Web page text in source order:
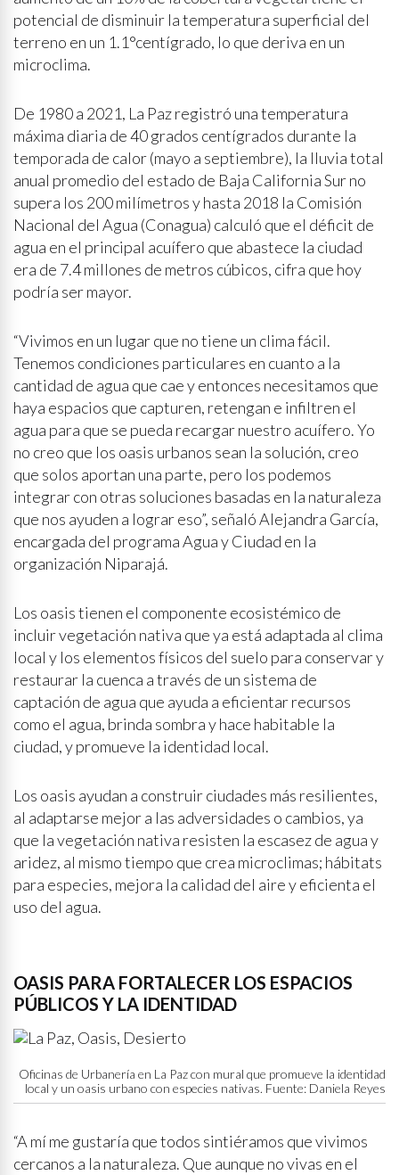
potencial de disminuir la temperatura superficial del
terreno en un 1.1°centígrado, lo que deriva en un
microclima.
De 1980 a 2021, La Paz registró una temperatura
máxima diaria de 40 grados centígrados durante la
temporada de calor (mayo a septiembre), la lluvia total
anual promedio del estado de Baja California Sur no
supera los 200 milímetros y hasta 2018 la Comisión
Nacional del Agua (Conagua) calculó que el déficit de
agua en el principal acuífero que abastece la ciudad
era de 7.4 millones de metros cúbicos, cifra que hoy
podría ser mayor.
“Vivimos en un lugar que no tiene un clima fácil.
Tenemos condiciones particulares en cuanto a la
cantidad de agua que cae y entonces necesitamos que
haya espacios que capturen, retengan e infiltren el
agua para que se pueda recargar nuestro acuífero. Yo
no creo que los oasis urbanos sean la solución, creo
que solos aportan una parte, pero los podemos
integrar con otras soluciones basadas en la naturaleza
que nos ayuden a lograr eso”, señaló Alejandra García,
encargada del programa Agua y Ciudad en la
organización Niparajá.
Los oasis tienen el componente ecosistémico de
incluir vegetación nativa que ya está adaptada al clima
local y los elementos físicos del suelo para conservar y
restaurar la cuenca a través de un sistema de
captación de agua que ayuda a eficientar recursos
como el agua, brinda sombra y hace habitable la
ciudad, y promueve la identidad local.
Los oasis ayudan a construir ciudades más resilientes,
al adaptarse mejor a las adversidades o cambios, ya
que la vegetación nativa resisten la escasez de agua y
aridez, al mismo tiempo que crea microclimas; hábitats
para especies, mejora la calidad del aire y eficienta el
uso del agua.
OASIS PARA FORTALECER LOS ESPACIOS
PÚBLICOS Y LA IDENTIDAD
Oficinas de Urbanería en La Paz con mural que promueve la identidad
local y un oasis urbano con especies nativas. Fuente: Daniela Reyes
“A mí me gustaría que todos sintiéramos que vivimos
cercanos a la naturaleza. Que aunque no vivas en el